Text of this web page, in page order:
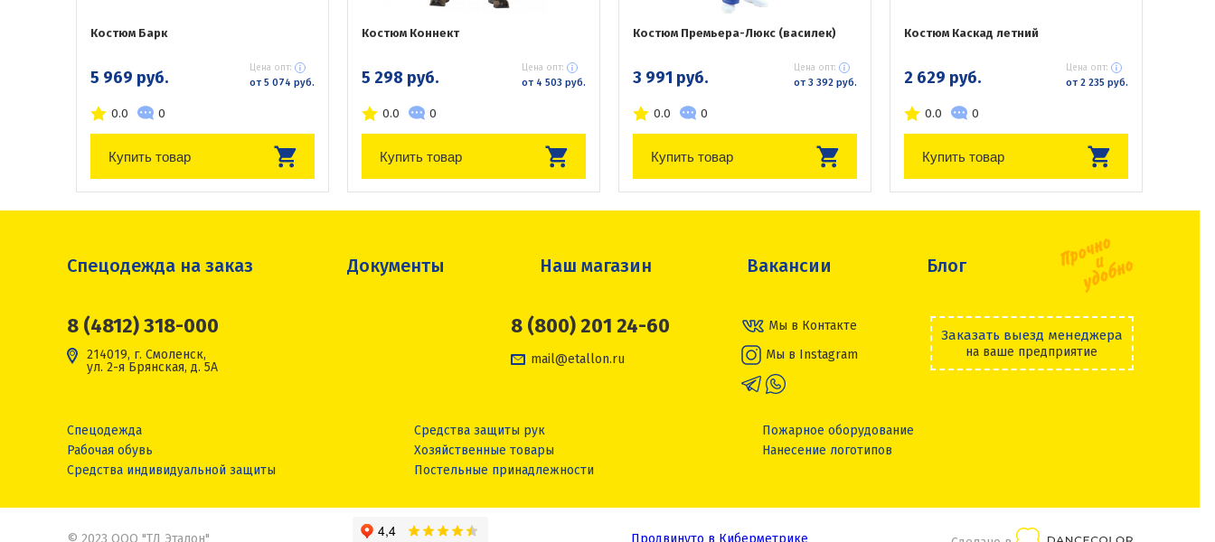
Костюм Барк
5 969 руб. Цена опт:
от 5 074 руб.
0.0 0
Купить товар
Костюм Коннект
5 298 руб. Цена опт:
от 4 503 руб.
0.0 0
Купить товар
Костюм Премьера-Люкс (василек)
3 991 руб. Цена опт:
от 3 392 руб.
0.0 0
Купить товар
Костюм Каскад летний
2 629 руб. Цена опт:
от 2 235 руб.
0.0 0
Купить товар
Спецодежда на заказ Документы Наш магазин Вакансии Блог
8 (4812) 318-000
214019, г. Смоленск,
ул. 2-я Брянская, д. 5А
8 (800) 201 24-60
mail@etallon.ru
Мы в Контакте
Мы в Instagram
Заказать выезд менеджера
на ваше предприятие
Спецодежда
Рабочая обувь
Средства индивидуальной защиты
Средства защиты рук
Хозяйственные товары
Постельные принадлежности
Пожарное оборудование
Нанесение логотипов
© 2023 ООО "ТД Эталон" Продвинуто в Киберметрике